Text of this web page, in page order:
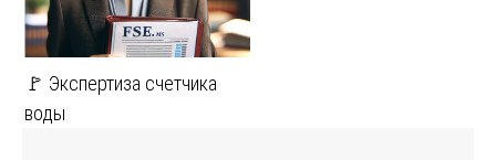
🚩 Экспертиза счетчика
воды